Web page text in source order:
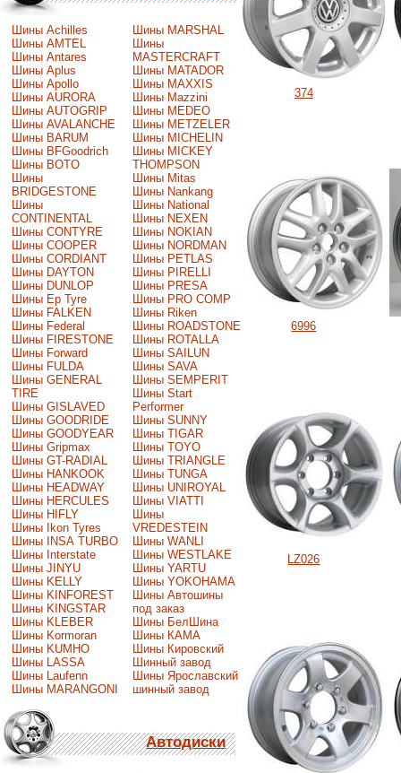
Шины Achilles
Шины AMTEL
Шины Antares
Шины Aplus
Шины Apollo
Шины AURORA
Шины AUTOGRIP
Шины AVALANCHE
Шины BARUM
Шины BFGoodrich
Шины BOTO
Шины
BRIDGESTONE
Шины
CONTINENTAL
Шины CONTYRE
Шины COOPER
Шины CORDIANT
Шины DAYTON
Шины DUNLOP
Шины Ep Tyre
Шины FALKEN
Шины Federal
Шины FIRESTONE
Шины Forward
Шины FULDA
Шины GENERAL
TIRE
Шины GISLAVED
Шины GOODRIDE
Шины GOODYEAR
Шины Gripmax
Шины GT-RADIAL
Шины HANKOOK
Шины HEADWAY
Шины HERCULES
Шины HIFLY
Шины Ikon Tyres
Шины INSA TURBO
Шины Interstate
Шины JINYU
Шины KELLY
Шины KINFOREST
Шины KINGSTAR
Шины KLEBER
Шины Kormoran
Шины KUMHO
Шины LASSA
Шины Laufenn
Шины MARANGONI
Шины MARSHAL
Шины
MASTERCRAFT
Шины MATADOR
Шины MAXXIS
Шины Mazzini
Шины MEDEO
Шины METZELER
Шины MICHELIN
Шины MICKEY
THOMPSON
Шины Mitas
Шины Nankang
Шины National
Шины NEXEN
Шины NOKIAN
Шины NORDMAN
Шины PETLAS
Шины PIRELLI
Шины PRESA
Шины PRO COMP
Шины Riken
Шины ROADSTONE
Шины ROTALLA
Шины SAILUN
Шины SAVA
Шины SEMPERIT
Шины Start
Performer
Шины SUNNY
Шины TIGAR
Шины TOYO
Шины TRIANGLE
Шины TUNGA
Шины UNIROYAL
Шины VIATTI
Шины
VREDESTEIN
Шины WANLI
Шины WESTLAKE
Шины YARTU
Шины YOKOHAMA
Шины Автошины
под заказ
Шины БелШина
Шины КАМА
Шины Кировский
Шинный завод
Шины Ярославский
шинный завод
Автодиски
374
6996
LZ026